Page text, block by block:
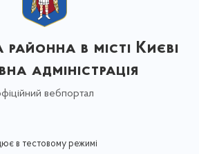
в місті Києві
адміністрація
вебпортал
в тестовому режимі